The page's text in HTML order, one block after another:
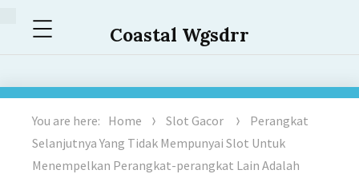
Coastal Wgsdrr
You are here: Home Slot Gacor
Perangkat
Selanjutnya Yang Tidak Mempunyai Slot Untuk
Menempelkan Perangkat-perangkat Lain Adalah​